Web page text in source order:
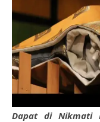
Dapat di Nikmati